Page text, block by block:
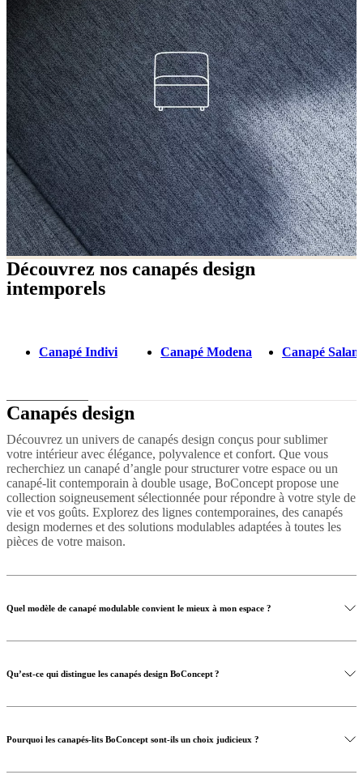
Découvrez nos canapés design
intemporels
Canapé Indivi Canapé Modena Canapé
Canapés design
Découvrez un univers de canapés design conçus pour sublimer
votre intérieur avec élégance, polyvalence et confort. Que vous
recherchiez un canapé d’angle pour structurer votre espace ou un
canapé-lit contemporain à double usage, BoConcept propose une
collection soigneusement sélectionnée pour répondre à votre style de
vie et vos goûts. Explorez des lignes contemporaines, des canapés
design modernes et des solutions modulables adaptées à toutes les
pièces de votre maison.
Quel modèle de canapé modulable convient le mieux à mon espace ?
Qu’est-ce qui distingue les canapés design BoConcept ?
Pourquoi les canapés-lits BoConcept sont-ils un choix judicieux ?